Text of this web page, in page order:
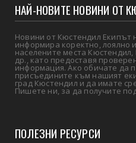
НАЙ-НОВИТЕ НОВИНИ ОТ
Новини от Кюстендил Екипът
информира коректно, лоялно
населените места
др., като предоставя
информация. Ако обичате да
присъедините към нашият
град Кюстендил и да имате
Пишете ни, за да получите
ПОЛЕЗНИ РЕСУРСИ